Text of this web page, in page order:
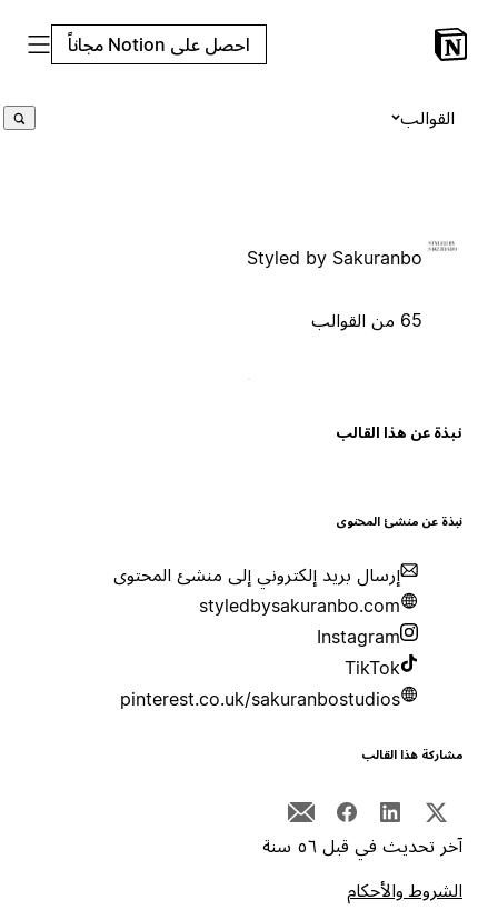
احصل على Notion مجاناً
القوالب
Styled by Sakuranbo
عن هذا القالب
عن منشئ المحتوى
إرسال بريد إلكتروني إلى منشئ المحتوى
styledbysakuranbo.com
Instagram
TikTok
pinterest.co.uk/sakuranbostudios
هذا القالب
تحديث في قبل ٥٦ سنة
والأحكام